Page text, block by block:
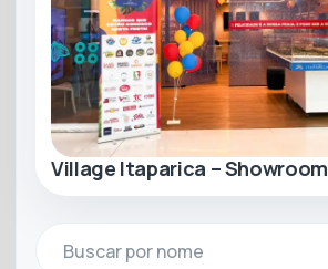
Village Itaparica – Showroom